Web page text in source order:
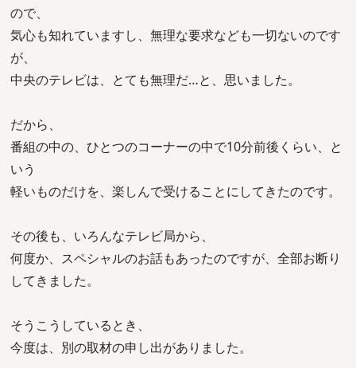
ので、
気心も知れていますし、無理な要求なども一切ないのです
が、
中央のテレビは、とても無理だ…と、思いました。
だから、
番組の中の、ひとつのコーナーの中で10分前後くらい、と
いう
軽いものだけを、楽しんで受けることにしてきたのです。
その後も、いろんなテレビ局から、
何度か、スペシャルのお話もあったのですが、全部お断り
してきました。
そうこうしているとき、
今度は、別の取材の申し出がありました。